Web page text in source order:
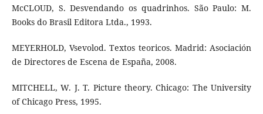
McCLOUD, S. Desvendando os quadrinhos. São Paulo: M.
Books do Brasil Editora Ltda., 1993.
MEYERHOLD, Vsevolod. Textos teoricos. Madrid: Asociación
de Directores de Escena de España, 2008.
MITCHELL, W. J. T. Picture theory. Chicago: The University
of Chicago Press, 1995.